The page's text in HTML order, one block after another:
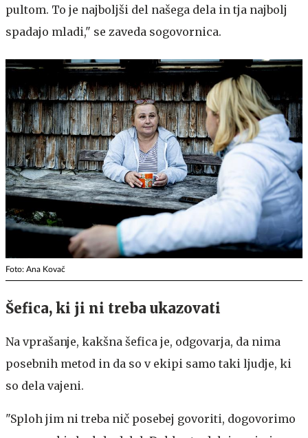
pultom. To je najboljši del našega dela in tja najbolj
spadajo mladi," se zaveda sogovornica.
Foto: Ana Kovač
Šefica, ki ji ni treba ukazovati
Na vprašanje, kakšna šefica je, odgovarja, da nima
posebnih metod in da so v ekipi samo taki ljudje, ki
so dela vajeni.
"Sploh jim ni treba nič posebej govoriti, dogovorimo